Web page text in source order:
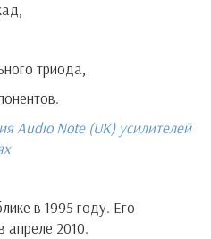
триода,
Audio Note (UK) усилителей
в 1995 году. Его
апреле 2010.